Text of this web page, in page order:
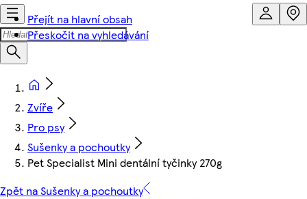
Přejít na hlavní obsah
Přeskočit na vyhledávání
Zvíře
Pro psy
Sušenky a pochoutky
Pet Specialist Mini dentální tyčinky 270g
Zpět na Sušenky a pochoutky